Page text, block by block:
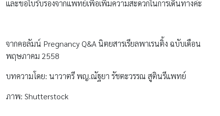
และขอใบรับรองจากแพทย์เพื่อเพิ่มความสะดวกในการเดินทางค่ะ
จากคอลัมน์ Pregnancy Q&A นิตยสารเรียลพาเรนติ้ง ฉบับเดือน
พฤษภาคม 2558
บทความโดย: นาวาตรี พญ.ณัฐยา รัชตะวรรณ สูตินรีแพทย์
ภาพ: Shutterstock